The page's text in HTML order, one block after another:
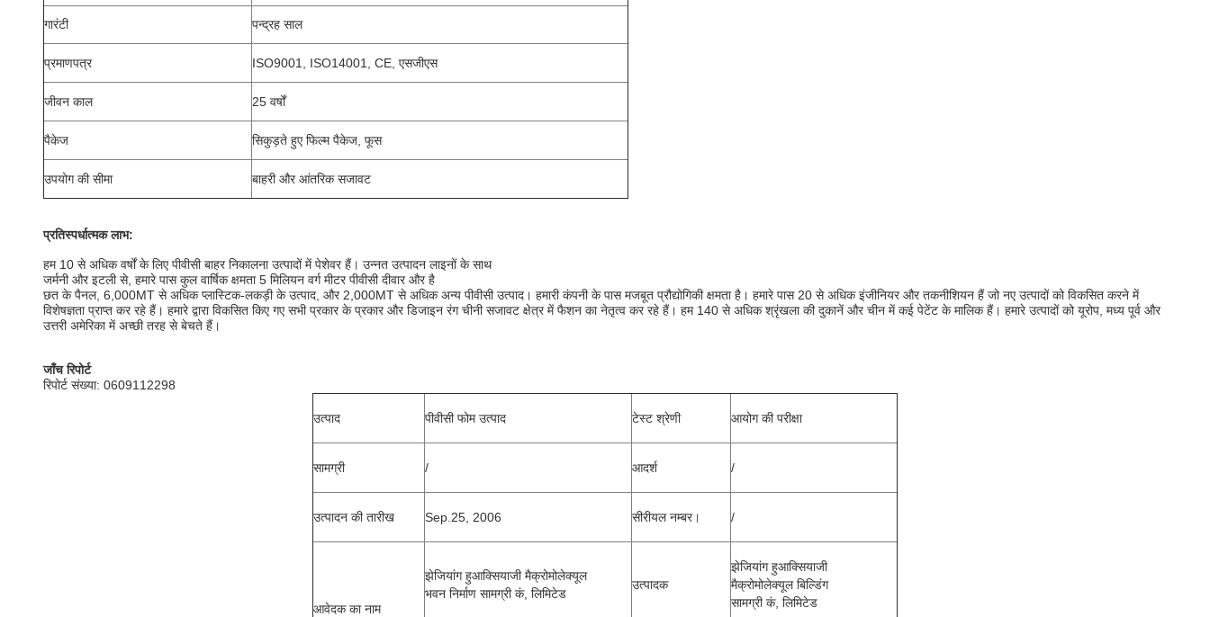
गारंटी पन्द्रह साल
प्रमाणपत्र ISO9001, ISO14001, CE, एसजीएस
जीवन काल 25 वर्षों
पैकेज सिकुड़ते हुए फिल्म पैकेज, फूस
उपयोग की सीमा बाहरी और आंतरिक सजावट
प्रतिस्पर्धात्मक लाभ:
हम 10 से अधिक वर्षों के लिए पीवीसी बाहर निकालना उत्पादों में पेशेवर हैं। उन्नत उत्पादन लाइनों के साथ
जर्मनी और इटली से, हमारे पास कुल वार्षिक क्षमता 5 मिलियन वर्ग मीटर पीवीसी दीवार और है
छत के पैनल, 6,000MT से अधिक प्लास्टिक-लकड़ी के उत्पाद, और 2,000MT से अधिक अन्य पीवीसी उत्पाद। हमारी कंपनी के पास मजबूत प्रौद्योगिकी क्षमता है। हमारे पास 20 से अधिक इंजीनियर और तकनीशियन हैं जो नए उत्पादों को विकसित करने में
विशेषज्ञता प्राप्त कर रहे हैं। हमारे द्वारा विकसित किए गए सभी प्रकार के प्रकार और डिजाइन रंग चीनी सजावट क्षेत्र में फैशन का नेतृत्व कर रहे हैं। हम 140 से अधिक श्रृंखला की दुकानें और चीन में कई पेटेंट के मालिक हैं। हमारे उत्पादों को यूरोप, मध्य पूर्व और
उत्तरी अमेरिका में अच्छी तरह से बेचते हैं।
जाँच रिपोर्ट
रिपोर्ट संख्या: 0609112298
उत्पाद पीवीसी फोम उत्पाद टेस्ट श्रेणी आयोग की परीक्षा
सामग्री / आदर्श /
उत्पादन की तारीख Sep.25, 2006 सीरीयल नम्बर। /
आवेदक का नाम
झेजियांग हुआक्सियाजी मैक्रोमोलेक्यूल
भवन निर्माण सामग्री कं, लिमिटेड
उत्पादक
झेजियांग हुआक्सियाजी
मैक्रोमोलेक्यूल बिल्डिंग
सामग्री कं, लिमिटेड